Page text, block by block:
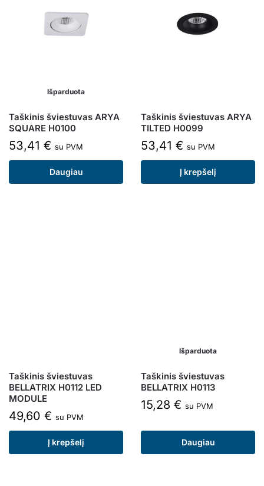
Išparduota
Taškinis šviestuvas ARYA
SQUARE H0100
53,41 € su PVM
Daugiau
Taškinis šviestuvas ARYA
TILTED H0099
53,41 € su PVM
Į krepšelį
Taškinis šviestuvas
BELLATRIX H0112 LED
MODULE
49,60 € su PVM
Į krepšelį
Išparduota
Taškinis šviestuvas
BELLATRIX H0113
15,28 € su PVM
Daugiau